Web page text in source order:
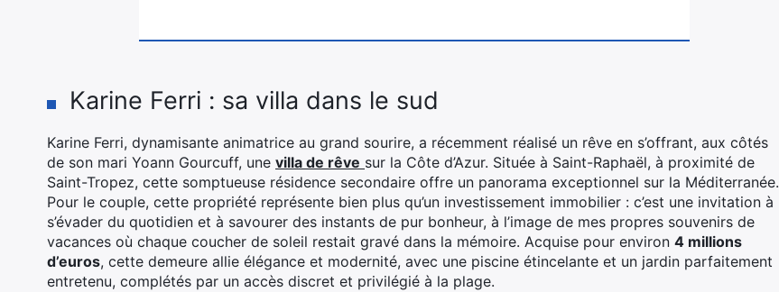
Karine Ferri : sa villa dans le sud
Karine Ferri, dynamisante animatrice au grand sourire, a récemment réalisé un rêve en s’offrant, aux côtés
de son mari Yoann Gourcuff, une villa de rêve sur la Côte d’Azur. Située à Saint-Raphaël, à proximité de
Saint-Tropez, cette somptueuse résidence secondaire offre un panorama exceptionnel sur la Méditerranée.
Pour le couple, cette propriété représente bien plus qu’un investissement immobilier : c’est une invitation à
s’évader du quotidien et à savourer des instants de pur bonheur, à l’image de mes propres souvenirs de
vacances où chaque coucher de soleil restait gravé dans la mémoire. Acquise pour environ 4 millions
d’euros, cette demeure allie élégance et modernité, avec une piscine étincelante et un jardin parfaitement
entretenu, complétés par un accès discret et privilégié à la plage.